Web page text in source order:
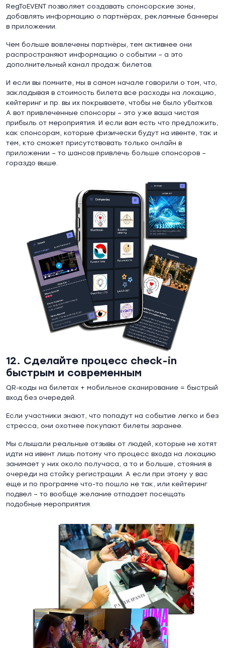
RegToEVENT позволяет создавать спонсорские зоны,
добавлять информацию о партнёрах, рекламные баннеры
в приложении.
Чем больше вовлечены партнёры, тем активнее они
распространяют информацию о событии – а это
дополнительный канал продаж билетов.
И если вы помните, мы в самом начале говорили о том, что,
закладывая в стоимость билета все расходы на локацию,
кейтеринг и пр. вы их покрываете, чтобы не было убытков.
А вот привлеченные спонсоры – это уже ваша чистая
прибыль от мероприятия. И если вам есть что предложить,
как спонсорам, которые физически будут на ивенте, так и
тем, кто сможет присутствовать только онлайн в
приложении – то шансов привлечь больше спонсоров –
гораздо выше.
12. Сделайте процесс check-in
быстрым и современным
QR-коды на билетах + мобильное сканирование = быстрый
вход без очередей.
Если участники знают, что попадут на событие легко и без
стресса, они охотнее покупают билеты заранее.
Мы слышали реальные отзывы от людей, которые не хотят
идти на ивент лишь потому что процесс входа на локацию
занимает у них около получаса, а то и больше, стояния в
очереди на стойку регистрации. А если при этому у вас
еще и по программе что-то пошло не так, или кейтеринг
подвел – то вообще желание отпадает посещать
подобные мероприятия.